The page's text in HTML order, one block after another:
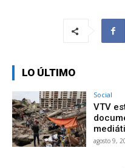
LO ÚLTIMO
Social
VTV
agosto 9,